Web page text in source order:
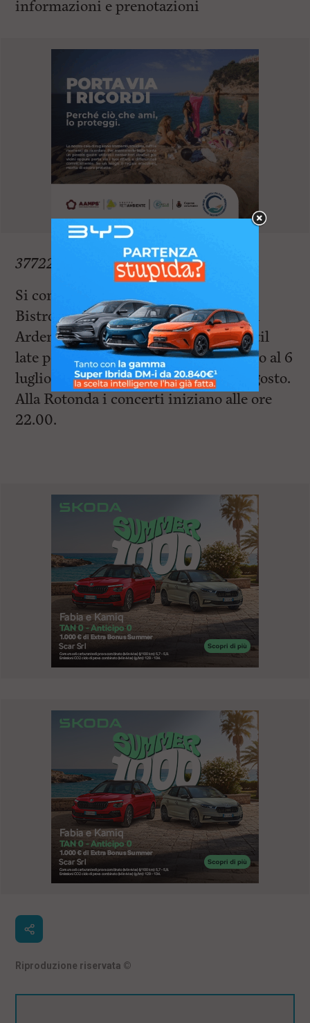
informazioni e prenotazioni
3772260603
Si conclude così la stagione del Def 6
Bistrot che si sposterà alla Rotonda di
Ardenza, con Live set Jam session until
late per la Fiera del gusto dal 26 giugno al 6
luglio, dal 9 al 19 luglio e dall’8 al 18 agosto.
Alla Rotonda i concerti iniziano alle ore
22.00.
Riproduzione riservata ©